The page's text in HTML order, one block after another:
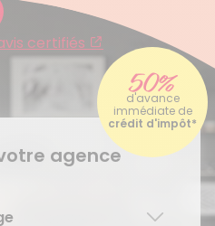
certifiés
50%
d'avance
immédiate de
crédit d'impôt*
agence